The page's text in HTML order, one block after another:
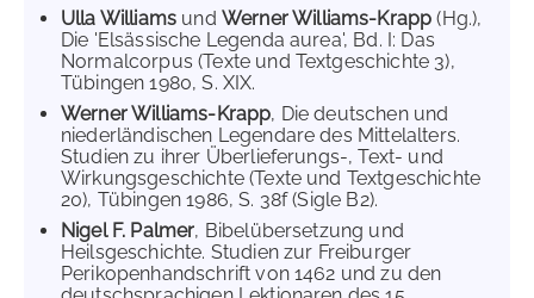
Ulla Williams und Werner Williams-Krapp(Hg.),
Die 'Elsässische Legenda aurea', Bd. I: Das
Normalcorpus (Texte und Textgeschichte 3),
Tübingen 1980, S. XIX.
Werner Williams-Krapp, Die deutschen und
niederländischen Legendare des Mittelalters.
Studien zu ihrer Überlieferungs-, Text- und
Wirkungsgeschichte (Texte und Textgeschichte
20), Tübingen 1986, S. 38f (Sigle B2).
Nigel F. Palmer, Bibelübersetzung und
Heilsgeschichte. Studien zur Freiburger
Perikopenhandschrift von 1462 und zu den